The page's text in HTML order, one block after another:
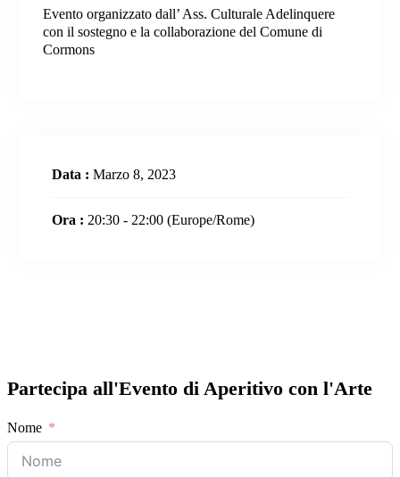
Evento organizzato dall’ Ass. Culturale Adelinquere
con il sostegno e la collaborazione del Comune di
Cormons
Data : Marzo 8, 2023
Ora : 20:30 - 22:00 (Europe/Rome)
Partecipa all'Evento di Aperitivo con l'Arte
Nome